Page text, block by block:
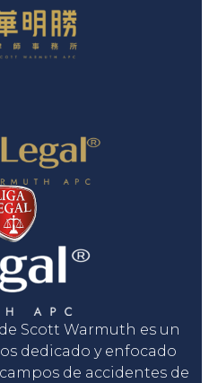
Scott Warmuth es un
dedicado y enfocado
de accidentes de